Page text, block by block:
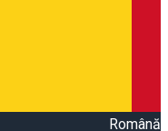
Română